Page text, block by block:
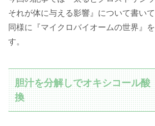
それが体に与える影響』について書いて
同様に『マイクロバイオームの世界』
す。
胆汁を分解しでオキシコール酸
換